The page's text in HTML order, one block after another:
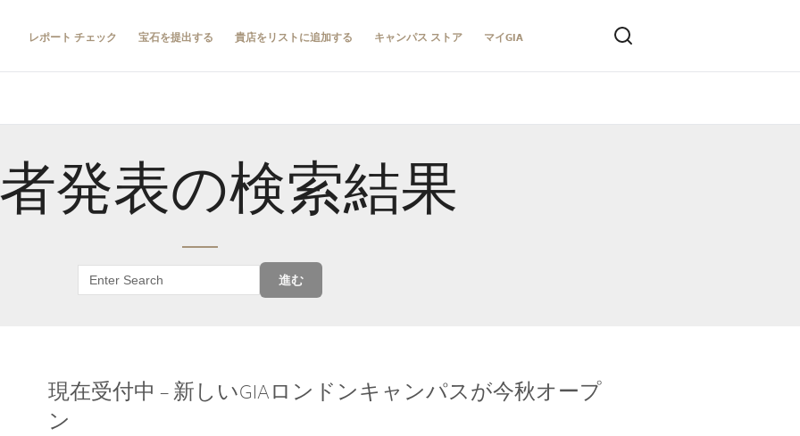
レポート チェック 宝石を提出する 貴店をリストに追加する キャンパス ストア マイGIA
発表の検索結果
進む
現在受付中 – 新しいGIAロンドンキャンパスが今秋オープ
ン